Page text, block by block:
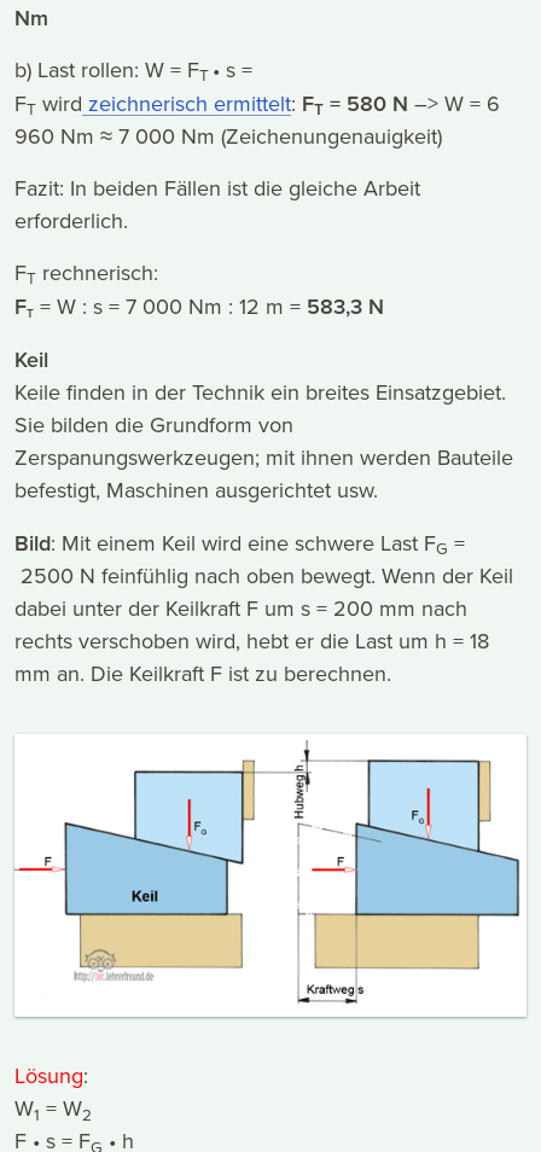
Nm
b) Last rollen: W = FT • s =
FT wird zeichnerisch ermittelt: FT = 580 N –> W = 6
960 Nm ≈ 7 000 Nm (Zeichenungenauigkeit)
Fazit: In beiden Fällen ist die gleiche Arbeit
erforderlich.
FT rechnerisch:
FT = W : s = 7 000 Nm : 12 m = 583,3 N
Keil
Keile finden in der Technik ein breites Einsatzgebiet.
Sie bilden die Grundform von
Zerspanungswerkzeugen; mit ihnen werden Bauteile
befestigt, Maschinen ausgerichtet usw.
Bild: Mit einem Keil wird eine schwere Last FG =
2500 N feinfühlig nach oben bewegt. Wenn der Keil
dabei unter der Keilkraft F um s = 200 mm nach
rechts verschoben wird, hebt er die Last um h = 18
mm an. Die Keilkraft F ist zu berechnen.
Lösung:
W1 = W2
F • s = FG • h